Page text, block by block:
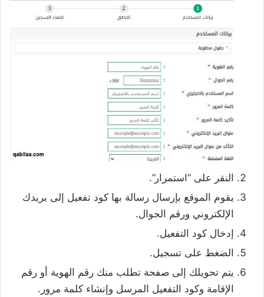
النقر على “استمرار”.
يقوم الموقع بإرسال رسالة بها كود تفعيل إلى بريدك
الإلكتروني ورقم الجوال.
إدخال كود التفعيل.
الضغط على تسجيل.
يتم تحويلك إلى صفحة تطلب منك رقم الهوية أو رقم
الإقامة وكود التفعيل المرسل وإنشاء كلمة مرور.